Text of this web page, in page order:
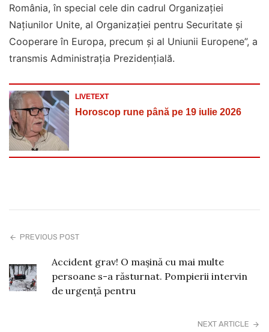
România, în special cele din cadrul Organizației
Națiunilor Unite, al Organizației pentru Securitate și
Cooperare în Europa, precum și al Uniunii Europene”, a
transmis Administrația Prezidențială.
LIVETEXT
Horoscop rune până pe 19 iulie 2026
PREVIOUS POST
Accident grav! O mașină cu mai multe
persoane s-a răsturnat. Pompierii intervin
de urgență pentru
NEXT ARTICLE